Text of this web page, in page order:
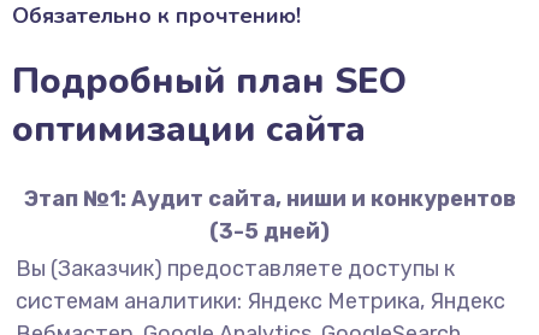
Обязательно к прочтению!
Подробный план SEO
оптимизации сайта
Этап №1: Аудит сайта, ниши и конкурентов
(3-5 дней)
Вы (Заказчик) предоставляете доступы к
системам аналитики: Яндекс Метрика, Яндекс